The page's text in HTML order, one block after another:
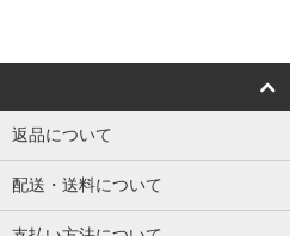
返品について
配送・送料について